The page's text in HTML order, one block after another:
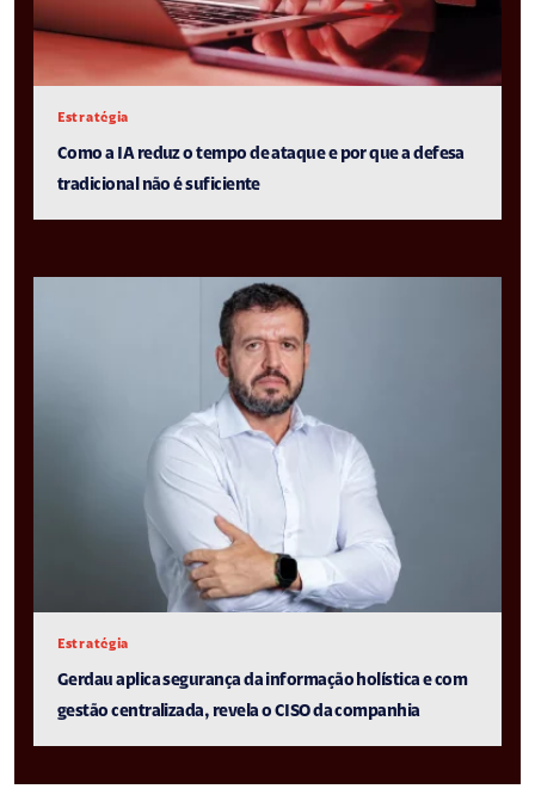
Estratégia
Como a IA reduz o tempo de ataque e por que a defesa
tradicional não é suficiente
Estratégia
Gerdau aplica segurança da informação holística e com
gestão centralizada, revela o CISO da companhia